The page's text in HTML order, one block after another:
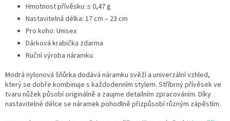
Hmotnost přívěsku: ≤ 0,47 g
Nastavitelná délka: 17 cm – 23 cm
Pro koho: Unisex
Dárková krabička zdarma
Ruční výroba náramku
Modrá nylonová šňůrka dodává náramku svěží a univerzální vzhled,
který se dobře kombinuje s každodenním stylem. Stříbrný přívěsek ve
tvaru nůžek působí originálně a zaujme detailním zpracováním. Díky
nastavitelné délce se náramek pohodlně přizpůsobí různým zápěstím.